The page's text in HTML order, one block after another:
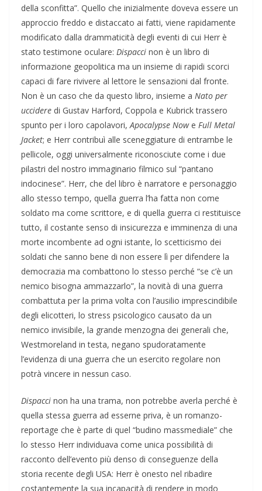
della sconfitta”. Quello che inizialmente doveva essere un
approccio freddo e distaccato ai fatti, viene rapidamente
modificato dalla drammaticità degli eventi di cui Herr è
stato testimone oculare: Dispacci non è un libro di
informazione geopolitica ma un insieme di rapidi scorci
capaci di fare rivivere al lettore le sensazioni dal fronte.
Non è un caso che da questo libro, insieme a Nato per
uccidere di Gustav Harford, Coppola e Kubrick trassero
spunto per i loro capolavori,Apocalypse Nowe Full Metal
Jacket; e Herr contribuì alle sceneggiature di entrambe le
pellicole, oggi universalmente riconosciute come i due
pilastri del nostro immaginario filmico sul “pantano
indocinese”. Herr, che del libro è narratore e personaggio
allo stesso tempo, quella guerra l’ha fatta non come
soldato ma come scrittore, e di quella guerra ci restituisce
tutto, il costante senso di insicurezza e imminenza di una
morte incombente ad ogni istante, lo scetticismo dei
soldati che sanno bene di non essere lì per difendere la
democrazia ma combattono lo stesso perché “se c’è un
nemico bisogna ammazzarlo”, la novità di una guerra
combattuta per la prima volta con l’ausilio imprescindibile
degli elicotteri, lo stress psicologico causato da un
nemico invisibile, la grande menzogna dei generali che,
Westmoreland in testa, negano spudoratamente
l’evidenza di una guerra che un esercito regolare non
potrà vincere in nessun caso.
Dispacci non ha una trama, non potrebbe averla perché è
quella stessa guerra ad esserne priva, è un romanzo-
reportage che è parte di quel “budino massmediale” che
lo stesso Herr individuava come unica possibilità di
racconto dell’evento più denso di conseguenze della
storia recente degli USA: Herr è onesto nel ribadire
costantemente la sua incapacità di rendere in modo